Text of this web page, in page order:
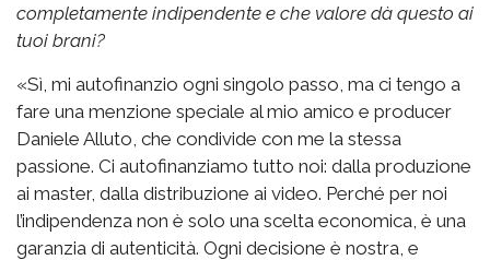
completamente indipendente e che valore dà questo ai
tuoi brani?
«Sì, mi autofinanzio ogni singolo passo, ma ci tengo a
fare una menzione speciale al mio amico e producer
Daniele Alluto, che condivide con me la stessa
passione. Ci autofinanziamo tutto noi: dalla produzione
ai master, dalla distribuzione ai video. Perché per noi
l’indipendenza non è solo una scelta economica, è una
garanzia di autenticità. Ogni decisione è nostra, e